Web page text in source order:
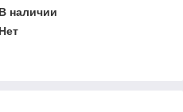
В наличии
Нет